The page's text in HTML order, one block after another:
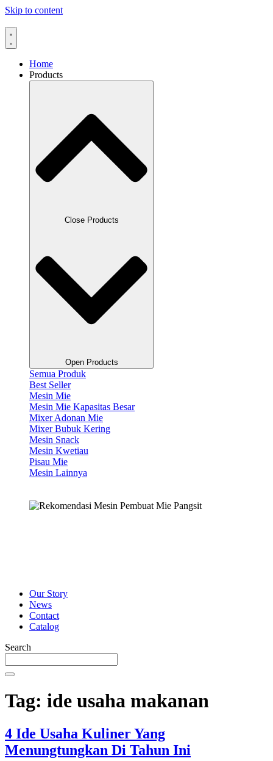
Skip to content
Home
Products
Close Products
Open Products
Semua Produk
Best Seller
Mesin Mie
Mesin Mie Kapasitas Besar
Mixer Adonan Mie
Mixer Bubuk Kering
Mesin Snack
Mesin Kwetiau
Pisau Mie
Mesin Lainnya
Our Story
News
Contact
Catalog
Search
Tag: ide usaha makanan
4 Ide Usaha Kuliner Yang
Menungtungkan Di Tahun Ini